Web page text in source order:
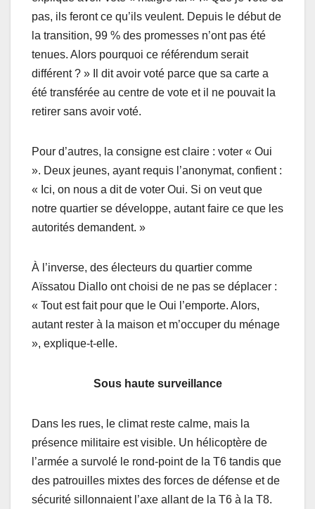
pas, ils feront ce qu’ils veulent. Depuis le début de
la transition, 99 % des promesses n’ont pas été
tenues. Alors pourquoi ce référendum serait
différent ? » Il dit avoir voté parce que sa carte a
été transférée au centre de vote et il ne pouvait la
retirer sans avoir voté.
Pour d’autres, la consigne est claire : voter « Oui
». Deux jeunes, ayant requis l’anonymat, confient :
« Ici, on nous a dit de voter Oui. Si on veut que
notre quartier se développe, autant faire ce que les
autorités demandent. »
À l’inverse, des électeurs du quartier comme
Aïssatou Diallo ont choisi de ne pas se déplacer :
« Tout est fait pour que le Oui l’emporte. Alors,
autant rester à la maison et m’occuper du ménage
», explique-t-elle.
Sous haute surveillance
Dans les rues, le climat reste calme, mais la
présence militaire est visible. Un hélicoptère de
l’armée a survolé le rond-point de la T6 tandis que
des patrouilles mixtes des forces de défense et de
sécurité sillonnaient l’axe allant de la T6 à la T8.